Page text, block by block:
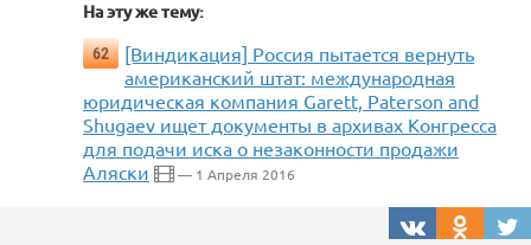
На эту же тему:
62
[Виндикация] Россия пытается вернуть
американский штат: международная
юридическая компания Garett, Paterson and
Shugaev ищет документы в архивах Конгресса
для подачи иска о незаконности продажи
Аляски
— 1 Апреля 2016